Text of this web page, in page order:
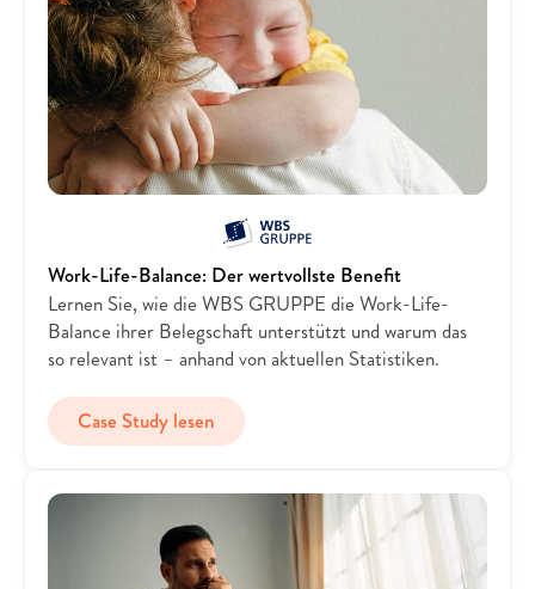
Work-Life-Balance: Der wertvollste Benefit
Lernen Sie, wie die WBS GRUPPE die Work-Life-
Balance ihrer Belegschaft unterstützt und warum das
so relevant ist – anhand von aktuellen Statistiken.
Case Study lesen